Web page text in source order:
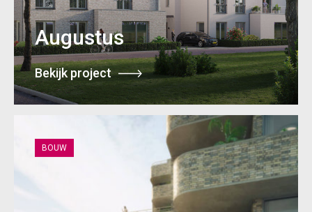
Augustus
Bekijk project
BOUW